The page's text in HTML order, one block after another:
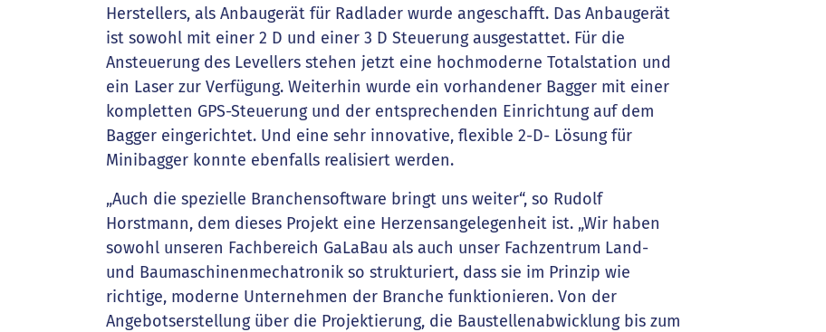
Herstellers, als Anbaugerät für Radlader wurde angeschafft. Das Anbaugerät
ist sowohl mit einer 2 D und einer 3 D Steuerung ausgestattet. Für die
Ansteuerung des Levellers stehen jetzt eine hochmoderne Totalstation und
ein Laser zur Verfügung. Weiterhin wurde ein vorhandener Bagger mit einer
kompletten GPS-Steuerung und der entsprechenden Einrichtung auf dem
Bagger eingerichtet. Und eine sehr innovative, flexible 2-D- Lösung für
Minibagger konnte ebenfalls realisiert werden.
„Auch die spezielle Branchensoftware bringt uns weiter“, so Rudolf
Horstmann, dem dieses Projekt eine Herzensangelegenheit ist. „Wir haben
sowohl unseren Fachbereich GaLaBau als auch unser Fachzentrum Land-
und Baumaschinenmechatronik so strukturiert, dass sie im Prinzip wie
richtige, moderne Unternehmen der Branche funktionieren. Von der
Angebotserstellung über die Projektierung, die Baustellenabwicklung bis zum